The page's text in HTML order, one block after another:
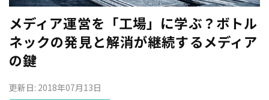
メディア運営を「工場」に学ぶ？ボトル
ネックの発見と解消が継続するメディア
の鍵
更新日: 2018年07月13日